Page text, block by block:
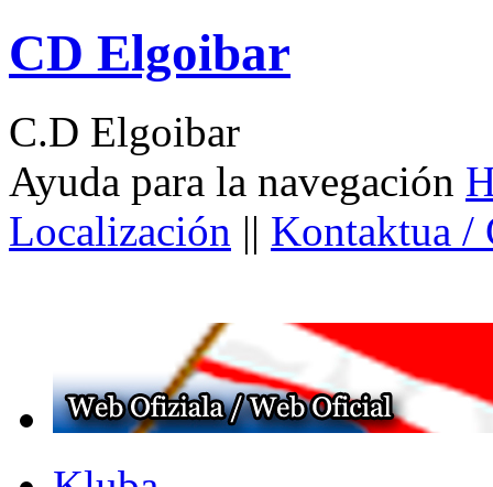
CD Elgoibar
C.D Elgoibar
Ayuda para la navegación
Localización || Kontaktua /